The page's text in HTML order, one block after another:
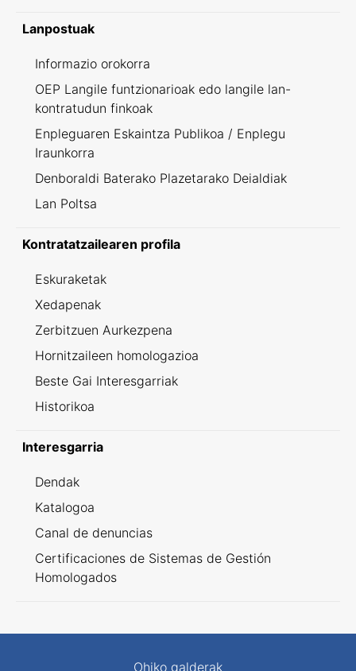
Lanpostuak
Informazio orokorra
OEP Langile funtzionarioak edo langile lan-
kontratudun finkoak
Enpleguaren Eskaintza Publikoa / Enplegu
Iraunkorra
Denboraldi Baterako Plazetarako Deialdiak
Lan Poltsa
Kontratatzailearen profila
Eskuraketak
Xedapenak
Zerbitzuen Aurkezpena
Hornitzaileen homologazioa
Beste Gai Interesgarriak
Historikoa
Interesgarria
Dendak
Katalogoa
Canal de denuncias
Certificaciones de Sistemas de Gestión
Homologados
Ohiko galderak